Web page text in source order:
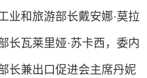
业和旅游部长戴安娜·莫拉
长瓦莱里娅·苏卡西，委内
长兼出口促进会主席丹妮